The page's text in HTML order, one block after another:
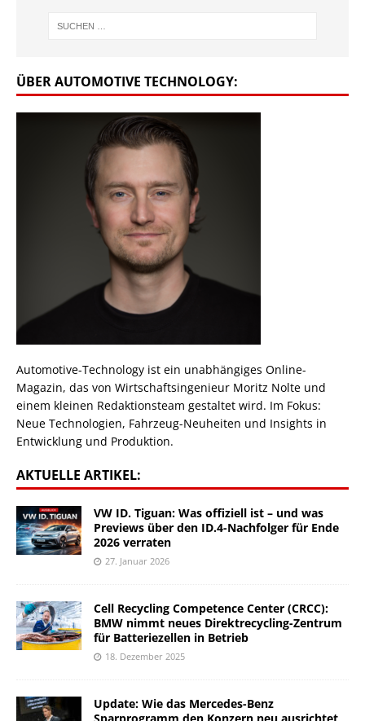
ÜBER AUTOMOTIVE TECHNOLOGY:
Automotive-Technology ist ein unabhängiges Online-
Magazin, das von Wirtschaftsingenieur Moritz Nolte und
einem kleinen Redaktionsteam gestaltet wird. Im Fokus:
Neue Technologien, Fahrzeug-Neuheiten und Insights in
Entwicklung und Produktion.
AKTUELLE ARTIKEL:
VW ID. Tiguan: Was offiziell ist – und was
Previews über den ID.4-Nachfolger für Ende
2026 verraten
27. Januar 2026
Cell Recycling Competence Center (CRCC):
BMW nimmt neues Direktrecycling-Zentrum
für Batteriezellen in Betrieb
18. Dezember 2025
Update: Wie das Mercedes-Benz
Sparprogramm den Konzern neu ausrichtet